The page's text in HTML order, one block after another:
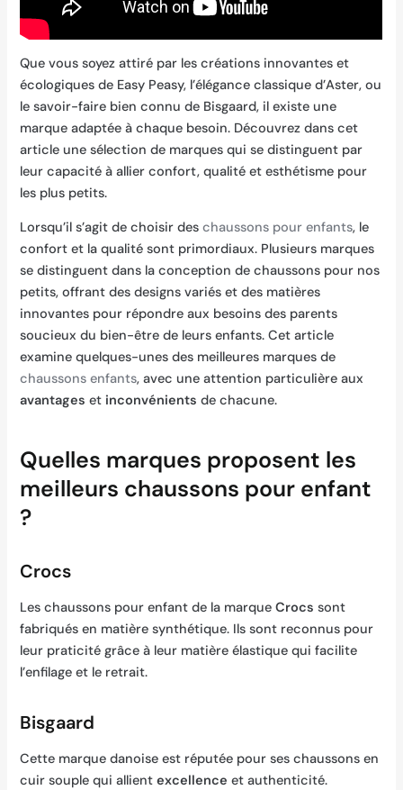
Que vous soyez attiré par les créations innovantes et
écologiques de Easy Peasy, l’élégance classique d’Aster, ou
le savoir-faire bien connu de Bisgaard, il existe une
marque adaptée à chaque besoin. Découvrez dans cet
article une sélection de marques qui se distinguent par
leur capacité à allier confort, qualité et esthétisme pour
les plus petits.
Lorsqu’il s’agit de choisir deschaussons pour enfants, le
confort et la qualité sont primordiaux. Plusieurs marques
se distinguent dans la conception de chaussons pour nos
petits, offrant des designs variés et des matières
innovantes pour répondre aux besoins des parents
soucieux du bien-être de leurs enfants. Cet article
examine quelques-unes des meilleures marques de
chaussons enfants, avec une attention particulière aux
avantages etinconvénients de chacune.
Quelles marques proposent les
meilleurs chaussons pour enfant
?
Crocs
Les chaussons pour enfant de la marqueCrocs sont
fabriqués en matière synthétique. Ils sont reconnus pour
leur praticité grâce à leur matière élastique qui facilite
l’enfilage et le retrait.
Bisgaard
Cette marque danoise est réputée pour ses chaussons en
cuir souple qui allientexcellence et authenticité.